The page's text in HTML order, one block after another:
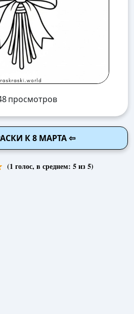
просмотров
К 8 МАРТА ⇦
(1 голос, в среднем: 5из 5)